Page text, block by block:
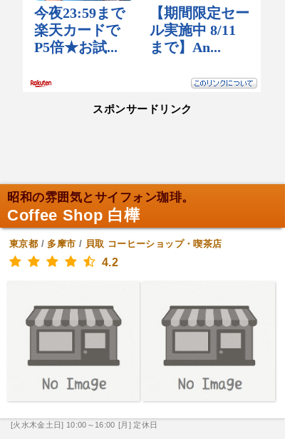
スポンサードリンク
昭和の雰囲気とサイフォン珈琲。
Coffee Shop 白樺
東京都 / 多摩市 / 貝取 コーヒーショップ・喫茶店
4.2
[火水木金土日] 10:00～16:00 [月] 定休日